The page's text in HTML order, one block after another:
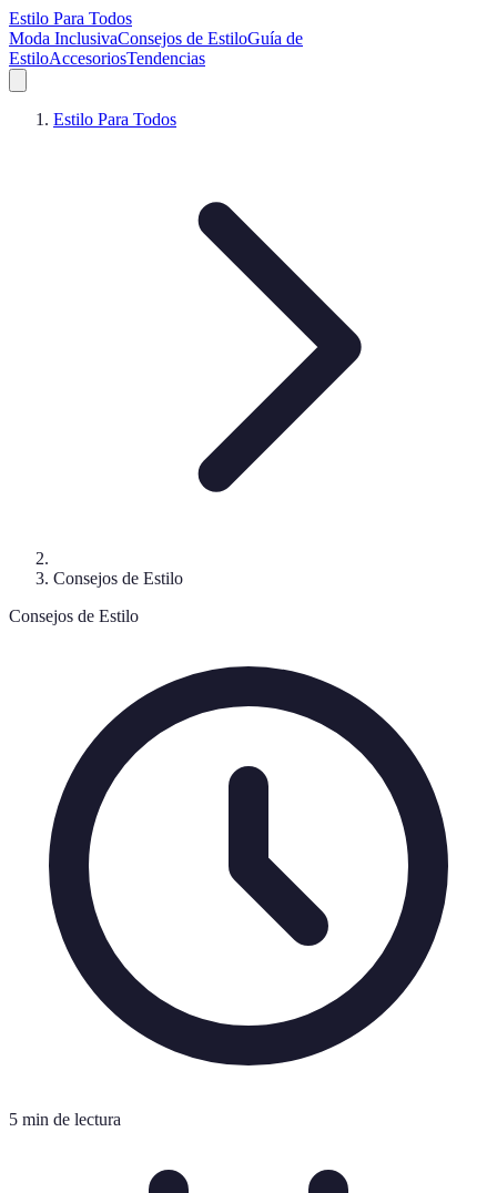
Estilo Para Todos
Moda InclusivaConsejos de EstiloGuía de
EstiloAccesoriosTendencias
Estilo Para Todos
Consejos de Estilo
Consejos de Estilo
5 min de lectura